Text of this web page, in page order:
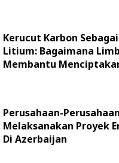
Kerucut Karbon
Litium: Bagaimana
Membantu
Perusahaan-
Melaksanakan Proyek
Di Azerbaijan